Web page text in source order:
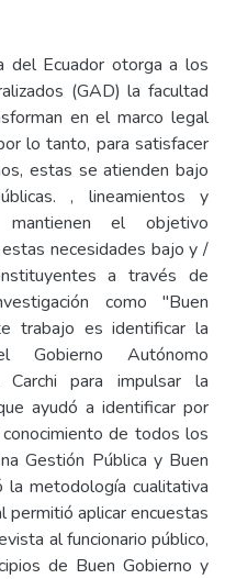
del Ecuador otorga a los
(GAD) la facultad
en el marco legal
lo tanto, para satisfacer
estas se atienden bajo
, lineamientos y
el objetivo
necesidades bajo y /
a través de
como "Buen
trabajo es identificar la
Gobierno Autónomo
Carchi para impulsar la
ayudó a identificar por
de todos los
Gestión Pública y Buen
metodología cualitativa
permitió aplicar encuestas
al funcionario público,
de Buen Gobierno y